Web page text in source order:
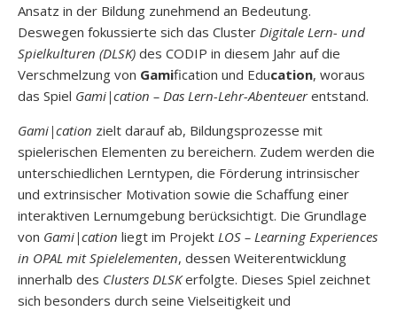
Ansatz in der Bildung zunehmend an Bedeutung.
Deswegen fokussierte sich das Cluster Digitale Lern- und
Spielkulturen (DLSK) des CODIP in diesem Jahr auf die
Verschmelzung von Gamification und Education, woraus
das Spiel Gami|cation – Das Lern-Lehr-Abenteuerentstand.
Gami|cation zielt darauf ab, Bildungsprozesse mit
spielerischen Elementen zu bereichern. Zudem werden die
unterschiedlichen Lerntypen, die Förderung intrinsischer
und extrinsischer Motivation sowie die Schaffung einer
interaktiven Lernumgebung berücksichtigt. Die Grundlage
von Gami|cation liegt im Projekt LOS – Learning Experiences
in OPAL mit Spielelementen, dessen Weiterentwicklung
innerhalb des Clusters DLSKerfolgte. Dieses Spiel zeichnet
sich besonders durch seine Vielseitigkeit und